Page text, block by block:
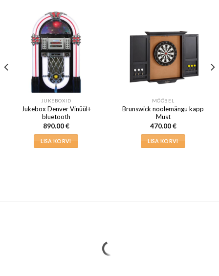
JUKEBOXID
Jukebox Denver Vinüül+
bluetooth
890.00€
LISA KORVI
MÖÖBEL
Brunswick noolemängu kapp
Must
470.00€
LISA KORVI